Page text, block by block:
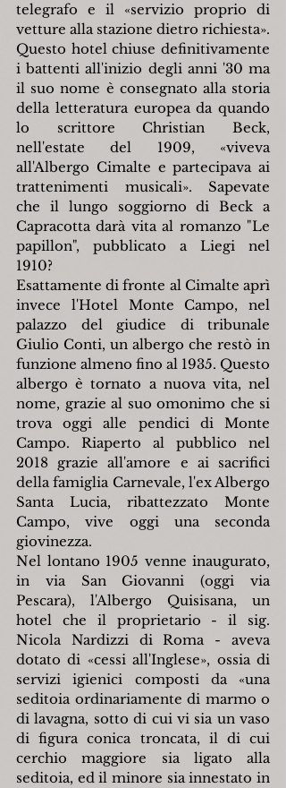
telegrafo e il «servizio proprio di
vetture alla stazione dietro richiesta».
Questo hotel chiuse definitivamente
i battenti all'inizio degli anni '30 ma
il suo nome è consegnato alla storia
della letteratura europea da quando
lo scrittore Christian Beck,
nell'estate del 1909, «viveva
all'Albergo Cimalte e partecipava ai
trattenimenti musicali». Sapevate
che il lungo soggiorno di Beck a
Capracotta darà vita al romanzo "Le
papillon", pubblicato a Liegi nel
1910?
Esattamente di fronte al Cimalte aprì
invece l'Hotel Monte Campo, nel
palazzo del giudice di tribunale
Giulio Conti, un albergo che restò in
funzione almeno fino al 1935. Questo
albergo è tornato a nuova vita, nel
nome, grazie al suo omonimo che si
trova oggi alle pendici di Monte
Campo. Riaperto al pubblico nel
2018 grazie all'amore e ai sacrifici
della famiglia Carnevale, l'ex Albergo
Santa Lucia, ribattezzato Monte
Campo, vive oggi una seconda
giovinezza.
Nel lontano 1905 venne inaugurato,
in via San Giovanni (oggi via
Pescara), l'Albergo Quisisana, un
hotel che il proprietario - il sig.
Nicola Nardizzi di Roma - aveva
dotato di «cessi all'Inglese», ossia di
servizi igienici composti da «una
seditoia ordinariamente di marmo o
di lavagna, sotto di cui vi sia un vaso
di figura conica troncata, il di cui
cerchio maggiore sia ligato alla
seditoia, ed il minore sia innestato in